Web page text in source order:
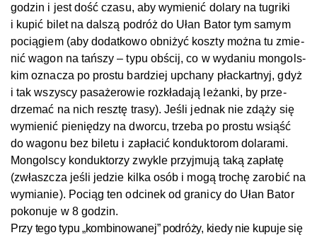
go­dzin i jest dość cza­su, aby wy­mie­nić do­la­ry na tug­ri­ki
i ku­pić bi­let na dal­szą pod­róż do Ułan Ba­tor tym sa­mym
po­cią­giem (aby do­dat­ko­wo ob­ni­żyć kosz­ty moż­na tu zmie­
nić wa­gon na tań­szy – ty­pu ob­ścij, co w wy­da­niu mon­gol­s­
kim ozna­cza po pros­tu bar­dziej upcha­ny płac­kar­t­nyj, gdyż
i tak wszys­cy pa­sa­że­ro­wie roz­kła­da­ją le­żan­ki, by prze­
drze­mać na nich resz­tę tra­sy). Jeś­li jed­nak nie zdą­ży się
wy­mie­nić pie­nię­dzy na dwor­cu, trze­ba po pros­tu wsiąść
do wa­go­nu bez bile­tu i za­pła­cić konduktorom do­la­ra­mi.
Mon­gol­s­cy kon­duk­to­rzy zwyk­le przy­jmu­ją ta­ką za­pła­tę
(zwłasz­cza jeś­li je­dzie kil­ka osób i mo­gą tro­chę za­ro­bić na
wy­mia­nie). Po­ciąg ten od­ci­nek od gra­ni­cy do Ułan Ba­tor
po­ko­nu­je w 8 go­dzin.
Przy te­go ty­pu „kombinowanej” pod­ró­ży, kie­dy nie ku­pu­je się